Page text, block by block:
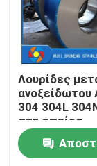
σπείρα
Χωρίς
ενωμένος
Λουρίδες
ανοξείδωτου
304 304L
στη σπείρα